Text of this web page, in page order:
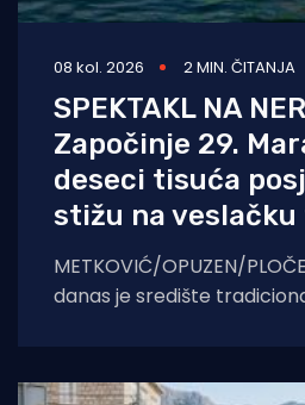
08 kol. 2026 2 MIN. ČITANJA
SPEKTAKL NA
Započinje 29.
deseci tisuća
stižu na
METKOVIĆ/OPUZEN/
danas je središte